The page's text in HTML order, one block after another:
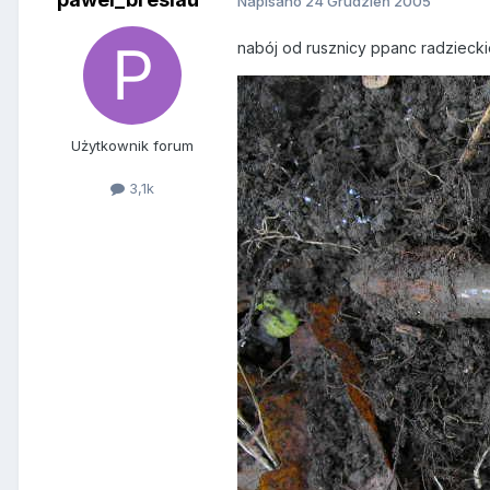
Użytkownik forum
3,1k
nabój od rusznicy ppanc